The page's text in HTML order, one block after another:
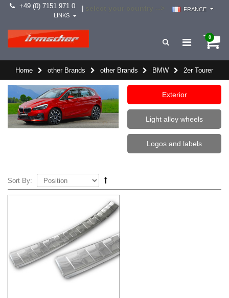
+49 (0) 7151 971 0
FRANCE
LINKS
0
Home other Brands other Brands BMW 2er Tourer
Exterior
Light alloy wheels
Logos and labels
Sort By: